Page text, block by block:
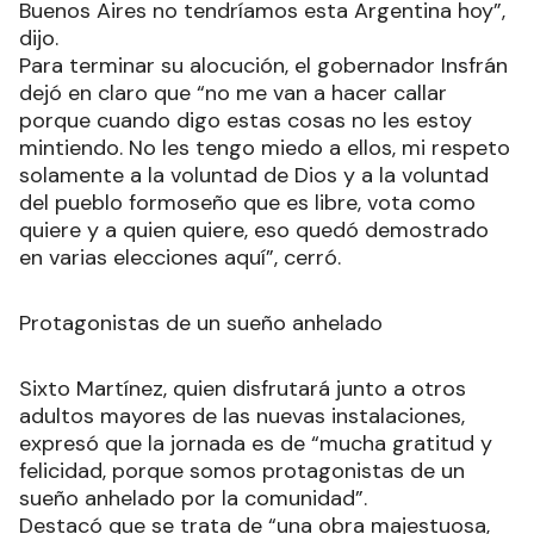
Buenos Aires no tendríamos esta Argentina hoy”,
dijo.
Para terminar su alocución, el gobernador Insfrán
dejó en claro que “no me van a hacer callar
porque cuando digo estas cosas no les estoy
mintiendo. No les tengo miedo a ellos, mi respeto
solamente a la voluntad de Dios y a la voluntad
del pueblo formoseño que es libre, vota como
quiere y a quien quiere, eso quedó demostrado
en varias elecciones aquí”, cerró.
Protagonistas de un sueño anhelado
Sixto Martínez, quien disfrutará junto a otros
adultos mayores de las nuevas instalaciones,
expresó que la jornada es de “mucha gratitud y
felicidad, porque somos protagonistas de un
sueño anhelado por la comunidad”.
Destacó que se trata de “una obra majestuosa,